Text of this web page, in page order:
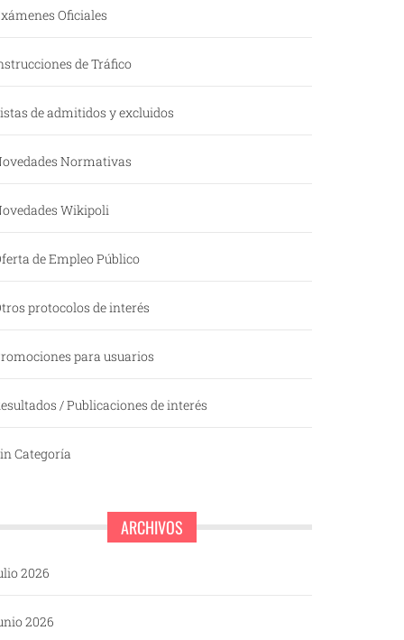
Oficiales
de Tráfico
de admitidos y excluidos
Normativas
Wikipoli
de Empleo Público
protocolos de interés
para usuarios
/ Publicaciones de interés
Categoría
ARCHIVOS
2026
2026